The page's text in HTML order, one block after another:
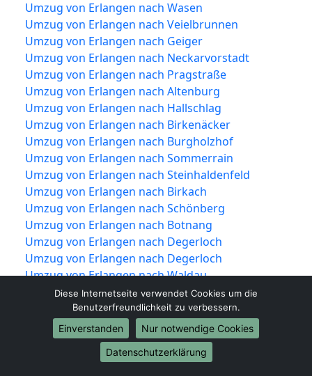
Umzug von Erlangen nach Wasen
Umzug von Erlangen nach Veielbrunnen
Umzug von Erlangen nach Geiger
Umzug von Erlangen nach Neckarvorstadt
Umzug von Erlangen nach Pragstraße
Umzug von Erlangen nach Altenburg
Umzug von Erlangen nach Hallschlag
Umzug von Erlangen nach Birkenäcker
Umzug von Erlangen nach Burgholzhof
Umzug von Erlangen nach Sommerrain
Umzug von Erlangen nach Steinhaldenfeld
Umzug von Erlangen nach Birkach
Umzug von Erlangen nach Schönberg
Umzug von Erlangen nach Botnang
Umzug von Erlangen nach Degerloch
Umzug von Erlangen nach Degerloch
Umzug von Erlangen nach Waldau
Umzug von Erlangen nach Tränke
Umzug von Erlangen nach Haigst
Umzug von Erlangen nach Hoffeld
Umzug von Erlangen nach Feuerbach
Umzug von Erlangen nach Siegelberg
Diese Internetseite verwendet Cookies um die
Benutzerfreundlichkeit zu verbessern.
Einverstanden
Nur notwendige Cookies
Datenschutzerklärung